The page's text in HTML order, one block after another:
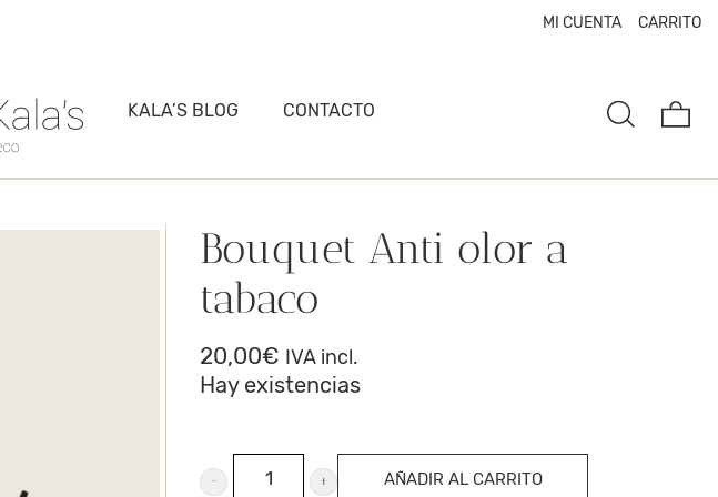
MI CUENTA CARRITO
KALA’S BLOG CONTACTO
Bouquet Anti olor a
tabaco
20,00€ IVA incl.
Hay existencias
Bouquet
AÑADIR AL CARRITO